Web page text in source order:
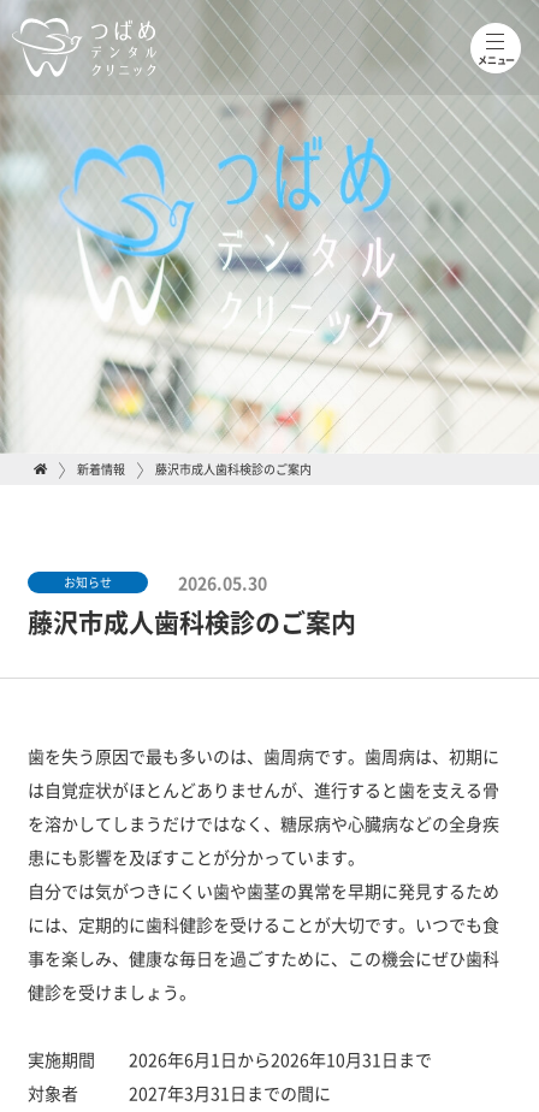
toggle
メニュー
新着情報 藤沢市成人歯科検診のご案内
お知らせ 2026.05.30
藤沢市成人歯科検診のご案内
歯を失う原因で最も多いのは、歯周病です。歯周病は、初期に
は自覚症状がほとんどありませんが、進行すると歯を支える骨
を溶かしてしまうだけではなく、糖尿病や心臓病などの全身疾
患にも影響を及ぼすことが分かっています。
自分では気がつきにくい歯や歯茎の異常を早期に発見するため
には、定期的に歯科健診を受けることが大切です。いつでも食
事を楽しみ、健康な毎日を過ごすために、この機会にぜひ歯科
健診を受けましょう。
実施期間 2026年6月1日から2026年10月31日まで
対象者 2027年3月31日までの間に